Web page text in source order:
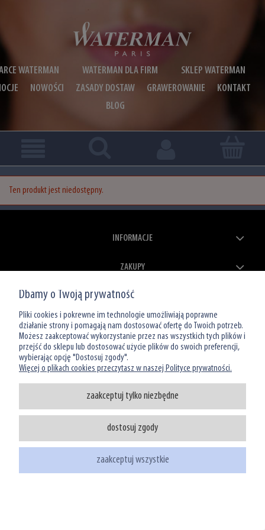
WATERMAN WATERMAN DLA FIRM
SKLEP WATERMAN
NOWOŚCI ZASADY DOSTAW GRAWEROWANIE
KONTAKT
BLOG
Ten produkt jest niedostępny.
INFORMACJE
ZAKUPY
MOJE KONTO
O NAS
Infolinia: 801 066 449
tel: (22) 39 00 966
sklep@watermanshop.pl
Dbamy o Twoją prywatność
Pliki cookies i pokrewne im technologie umożliwiają poprawne
działanie strony i pomagają nam dostosować ofertę do Twoich potrzeb.
Możesz zaakceptować wykorzystanie przez nas wszystkich tych plików i
przejść do sklepu lub dostosować użycie plików do swoich preferencji,
wybierając opcję "Dostosuj zgody".
Więcej o plikach cookies przeczytasz w naszej Polityce prywatności.
zaakceptuj tylko niezbędne
dostosuj zgody
zaakceptuj wszystkie